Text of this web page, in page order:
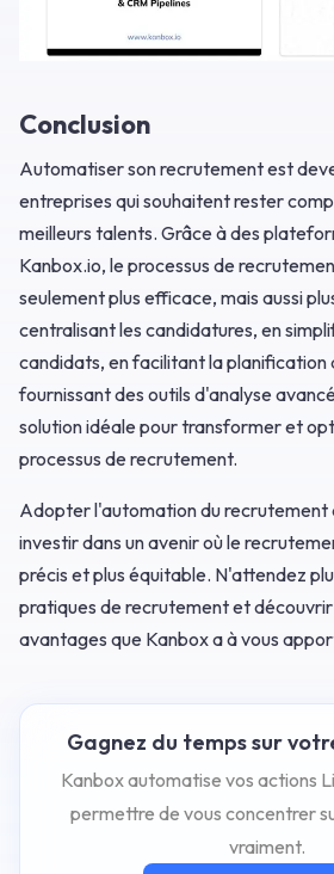
Conclusion
Automatiser son recrutement est
entreprises qui souhaitent rester
meilleurs talents. Grâce à des
Kanbox.io, le processus de
seulement plus efficace, mais aussi
centralisant les candidatures, en
candidats, en facilitant la planification
fournissant des outils d'analyse
solution idéale pour transformer et
processus de recrutement.
Adopter l'automation du recrutement
investir dans un avenir où le
précis et plus équitable. N'attendez
pratiques de recrutement et
avantages que Kanbox a à vous
Gagnez du temps sur
Kanbox automatise vos actions
permettre de vous concentrer
vraiment.